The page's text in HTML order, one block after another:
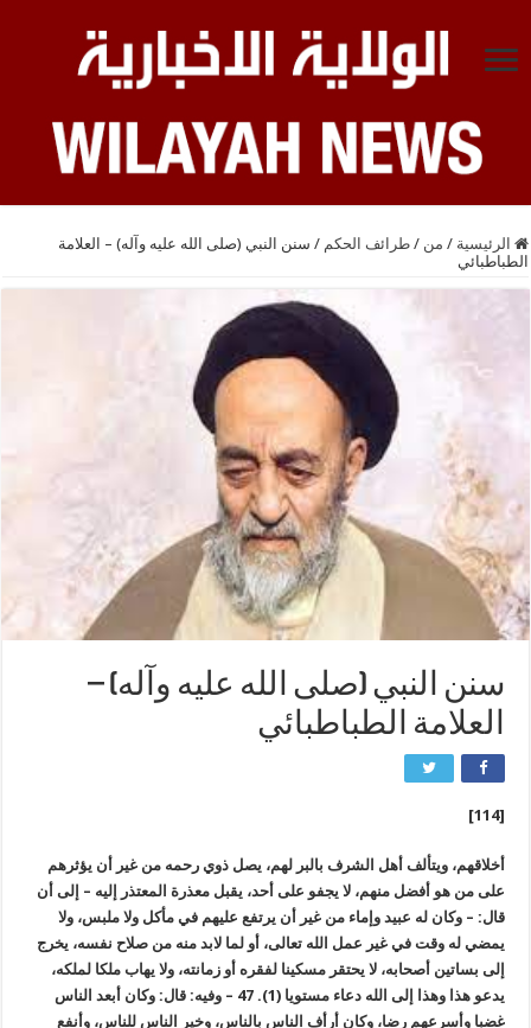
الرئيسية / من / طرائف الحكم / سنن النبي (صلى الله عليه وآله) – العلامة
الطباطبائي
سنن النبي (صلى الله عليه وآله) –
العلامة الطباطبائي
[114]
أخلاقهم، ويتألف أهل الشرف بالبر لهم، يصل ذوي رحمه من غير أن يؤثرهم
على من هو أفضل منهم، لا يجفو على أحد، يقبل معذرة المعتذر إليه – إلى أن
قال: – وكان له عبيد وإماء من غير أن يرتفع عليهم في مأكل ولا ملبس، ولا
يمضي له وقت في غير عمل الله تعالى، أو لما لابد منه من صلاح نفسه، يخرج
إلى بساتين أصحابه، لا يحتقر مسكينا لفقره أو زمانته، ولا يهاب ملكا لملكه،
يدعو هذا وهذا إلى الله دعاء مستويا (1). 47 – وفيه: قال: وكان أبعد الناس
غضبا وأسرعهم رضا، وكان أرأف الناس بالناس، وخير الناس للناس، وأنفع